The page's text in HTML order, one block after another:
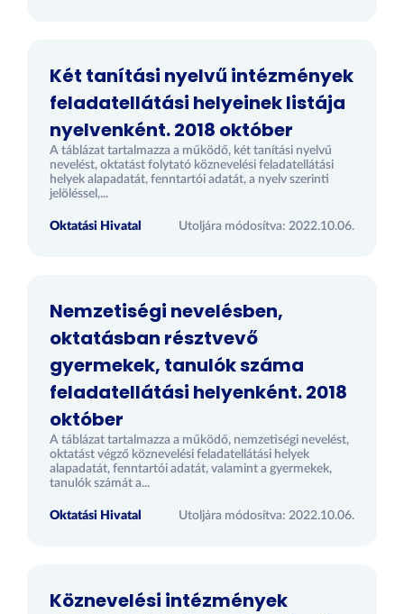
Két tanítási nyelvű intézmények
feladatellátási helyeinek listája
nyelvenként. 2018 október
A táblázat tartalmazza a működő, két tanítási nyelvű
nevelést, oktatást folytató köznevelési feladatellátási
helyek alapadatát, fenntartói adatát, a nyelv szerinti
jelöléssel,...
Oktatási Hivatal Utoljára módosítva: 2022.10.06.
Nemzetiségi nevelésben,
oktatásban résztvevő
gyermekek, tanulók száma
feladatellátási helyenként. 2018
október
A táblázat tartalmazza a működő, nemzetiségi nevelést,
oktatást végző köznevelési feladatellátási helyek
alapadatát, fenntartói adatát, valamint a gyermekek,
tanulók számát a...
Oktatási Hivatal Utoljára módosítva: 2022.10.06.
Köznevelési intézmények